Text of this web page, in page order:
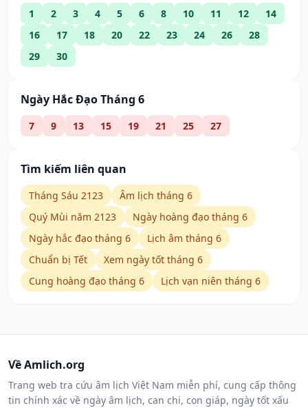
1 2 3 4 5 6 8 10 11 12
14
16
17 18 20 22 23 24 26
28
29
30
Ngày Hắc Đạo Tháng 6
7 9 13 15 19 21 25 27
Tìm kiếm liên quan
Tháng Sáu 2123
Âm lịch tháng 6
Quý Mùi năm 2123
Ngày hoàng đạo tháng 6
Ngày hắc đạo tháng 6
Lịch âm tháng 6
Chuẩn bị Tết
Xem ngày tốt tháng 6
Cung hoàng đạo tháng 6
Lịch vạn niên tháng 6
Về Amlich.org
Trang web tra cứu âm lịch Việt Nam miễn phí, cung cấp thông
tin chính xác về ngày âm lịch, can chi, con giáp, ngày tốt xấu